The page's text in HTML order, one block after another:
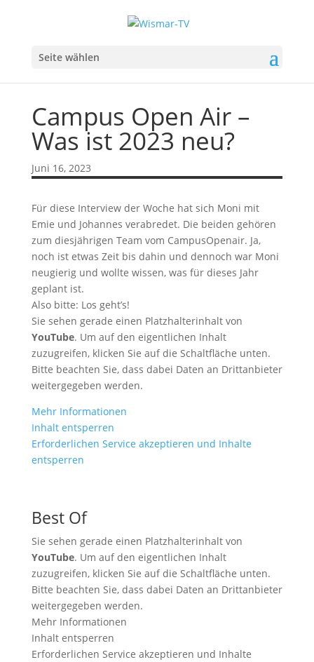
Seite wählen
Campus Open Air –
Was ist 2023 neu?
Juni 16, 2023
Für diese Interview der Woche hat sich Moni mit
Emie und Johannes verabredet. Die beiden gehören
zum diesjährigen Team vom CampusOpenair. Ja,
noch ist etwas Zeit bis dahin und dennoch war Moni
neugierig und wollte wissen, was für dieses Jahr
geplant ist.
Also bitte: Los geht’s!
Sie sehen gerade einen Platzhalterinhalt von
YouTube. Um auf den eigentlichen Inhalt
zuzugreifen, klicken Sie auf die Schaltfläche unten.
Bitte beachten Sie, dass dabei Daten an Drittanbieter
weitergegeben werden.
Mehr Informationen
Inhalt entsperren
Erforderlichen Service akzeptieren und Inhalte
entsperren
Best Of
Sie sehen gerade einen Platzhalterinhalt von
YouTube. Um auf den eigentlichen Inhalt
zuzugreifen, klicken Sie auf die Schaltfläche unten.
Bitte beachten Sie, dass dabei Daten an Drittanbieter
weitergegeben werden.
Mehr Informationen
Inhalt entsperren
Erforderlichen Service akzeptieren und Inhalte